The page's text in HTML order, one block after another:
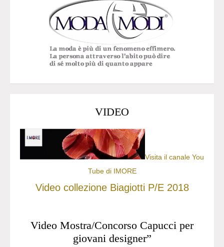
VIDEO
Visita il canale You
Tube di IMORE
Video collezione Biagiotti P/E 2018
Video Mostra/Concorso Capucci per
giovani designer”